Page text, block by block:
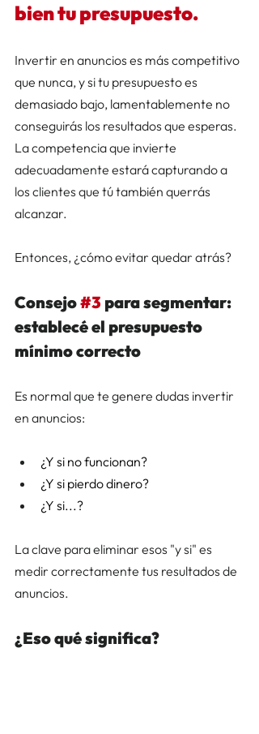
bien tu presupuesto.
Invertir en anuncios es más competitivo
que nunca, y si tu presupuesto es
demasiado bajo, lamentablemente no
conseguirás los resultados que esperas.
La competencia que invierte
adecuadamente estará capturando a
los clientes que tú también querrás
alcanzar.
Entonces, ¿cómo evitar quedar atrás?
Consejo #3 para segmentar:
establecé el presupuesto
mínimo correcto
Es normal que te genere dudas invertir
en anuncios:
¿Y si no funcionan?
¿Y si pierdo dinero?
¿Y si...?
La clave para eliminar esos "y si" es
medir correctamente tus resultados de
anuncios.
¿Eso qué significa?